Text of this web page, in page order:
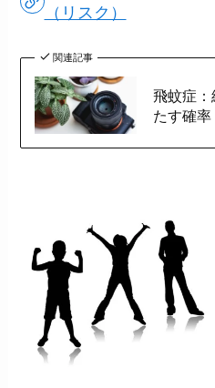
（リスク）
関連記事
飛蚊症：
たす確率